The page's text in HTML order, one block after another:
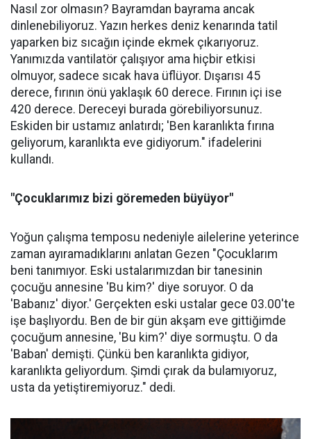
Nasıl zor olmasın? Bayramdan bayrama ancak
dinlenebiliyoruz. Yazın herkes deniz kenarında tatil
yaparken biz sıcağın içinde ekmek çıkarıyoruz.
Yanımızda vantilatör çalışıyor ama hiçbir etkisi
olmuyor, sadece sıcak hava üflüyor. Dışarısı 45
derece, fırının önü yaklaşık 60 derece. Fırının içi ise
420 derece. Dereceyi burada görebiliyorsunuz.
Eskiden bir ustamız anlatırdı; 'Ben karanlıkta fırına
geliyorum, karanlıkta eve gidiyorum." ifadelerini
kullandı.
"Çocuklarımız bizi göremeden büyüyor"
Yoğun çalışma temposu nedeniyle ailelerine yeterince
zaman ayıramadıklarını anlatan Gezen "Çocuklarım
beni tanımıyor. Eski ustalarımızdan bir tanesinin
çocuğu annesine 'Bu kim?' diye soruyor. O da
'Babanız' diyor.' Gerçekten eski ustalar gece 03.00'te
işe başlıyordu. Ben de bir gün akşam eve gittiğimde
çocuğum annesine, 'Bu kim?' diye sormuştu. O da
'Baban' demişti. Çünkü ben karanlıkta gidiyor,
karanlıkta geliyordum. Şimdi çırak da bulamıyoruz,
usta da yetiştiremiyoruz." dedi.